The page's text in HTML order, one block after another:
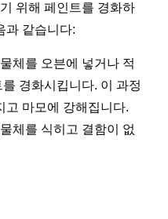
위해 페인트를 경화하
과 같습니다:
체를 오븐에 넣거나 적
경화시킵니다. 이 과정
고 마모에 강해집니다.
체를 식히고 결함이 없